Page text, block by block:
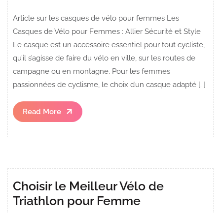
Article sur les casques de vélo pour femmes Les
Casques de Vélo pour Femmes : Allier Sécurité et Style
Le casque est un accessoire essentiel pour tout cycliste,
qu’il s’agisse de faire du vélo en ville, sur les routes de
campagne ou en montagne. Pour les femmes
passionnées de cyclisme, le choix d’un casque adapté […]
Read More
Read
More
Choisir le Meilleur Vélo de
Triathlon pour Femme